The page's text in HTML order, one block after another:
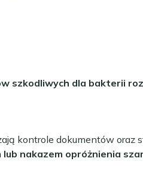
szkodliwych dla bakterii
kontrole dokumentów oraz
nakazem opróżnienia